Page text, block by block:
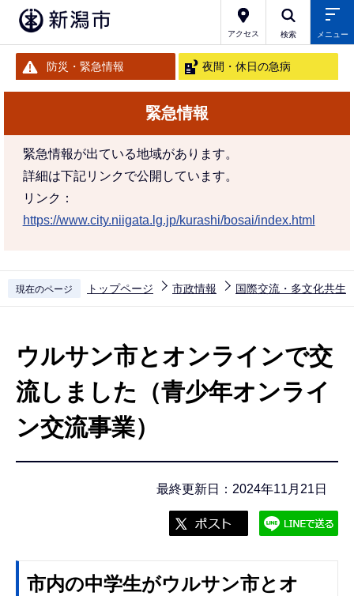
アクセス 検索 メニュー
防災・緊急情報 夜間・休日の急病
緊急情報
緊急情報が出ている地域があります。
詳細は下記リンクで公開しています。
リンク：
https://www.city.niigata.lg.jp/kurashi/bosai/index.html
現在のページ トップページ 市政情報 国際交流・多文化共生
ウルサン市とオンラインで交
流しました（青少年オンライ
ン交流事業）
最終更新日：2024年11月21日
市内の中学生がウルサン市とオ